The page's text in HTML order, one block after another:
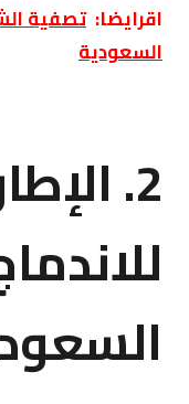
اقرايضا:تصفية
السعودية
2.